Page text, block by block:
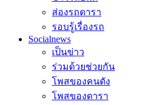
ส่องรถดารา
รอบรู้เรื่องรถ
Socialnews
เป็นข่าว
ร่วมด้วยช่วยกัน
โพสของคนดัง
โพสของดารา